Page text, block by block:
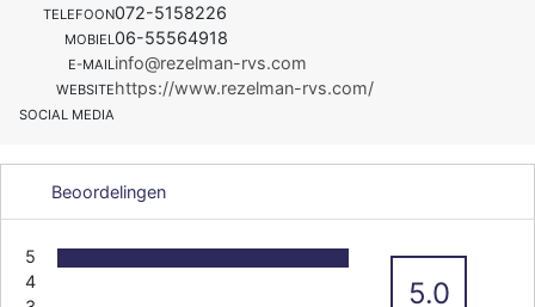
TELEFOON072-5158226
MOBIEL06-55564918
E-MAILinfo@rezelman-rvs.com
WEBSITEhttps://www.rezelman-rvs.com/
SOCIAL MEDIA
Beoordelingen
5
4
5.0